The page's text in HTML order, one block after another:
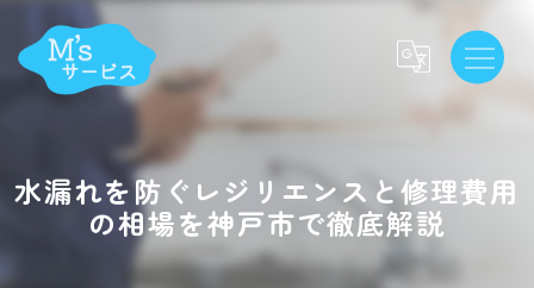
水漏れを防ぐレジリエンスと修理費用
の相場を神戸市で徹底解説